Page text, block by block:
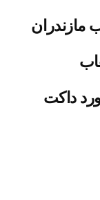
مازندران
داکت